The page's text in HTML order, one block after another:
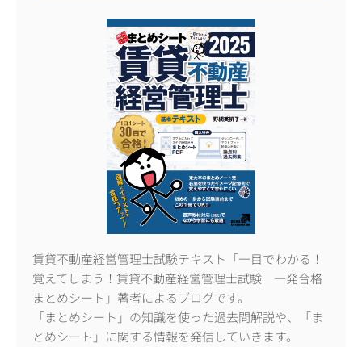
賃貸不動産経営管理士試験テキスト「一目でわかる！
覚えてしまう！賃貸不動産経営管理士試験 一発合格
まとめシート」著者によるブログです。
「まとめシート」の知識を使った過去問解説や、「ま
とめシート」に関する情報を発信していきます。